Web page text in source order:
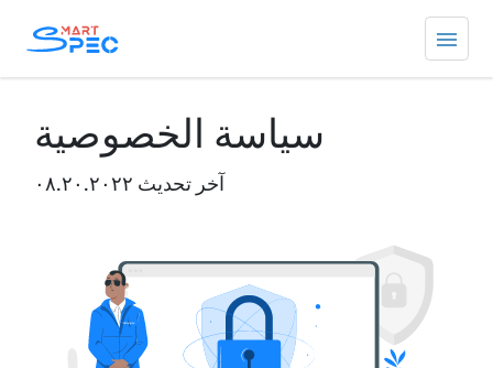
سياسة الخصوصية
آخر تحديث ۰۸.۲۰.۲۰۲۲